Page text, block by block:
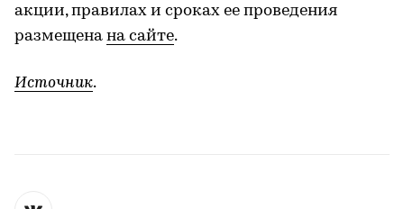
акции, правилах и сроках ее проведения
размещена на сайте.
Источник.